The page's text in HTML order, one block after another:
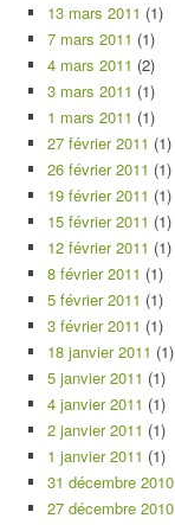
13 mars 2011 (1)
7 mars 2011 (1)
4 mars 2011 (2)
3 mars 2011 (1)
1 mars 2011 (1)
27 février 2011 (1)
26 février 2011 (1)
19 février 2011 (1)
15 février 2011 (1)
12 février 2011 (1)
8 février 2011 (1)
5 février 2011 (1)
3 février 2011 (1)
18 janvier 2011 (1)
5 janvier 2011 (1)
4 janvier 2011 (1)
2 janvier 2011 (1)
1 janvier 2011 (1)
31 décembre 2010
27 décembre 2010